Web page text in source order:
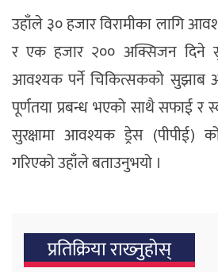
उहाँले ३० हजार विरामीका लागि
र एक हजार २०० अक्सिजन दिने
आवश्यक पर्ने चिकित्सकको सुझाब
पूर्णतया प्रबन्ध भएको साथै सफाई र
सुरक्षामा आवश्यक ड्रेस (पीपीई)
गरिएको उहाँले बताउनुभयो ।
प्रतिक्रिया राख्‍नुहोस्